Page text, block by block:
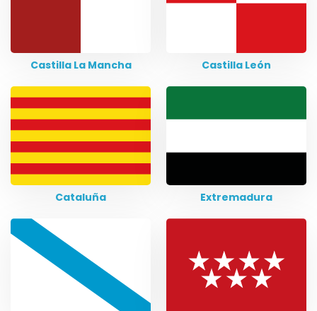
Castilla La Mancha Castilla León
Cataluña Extremadura